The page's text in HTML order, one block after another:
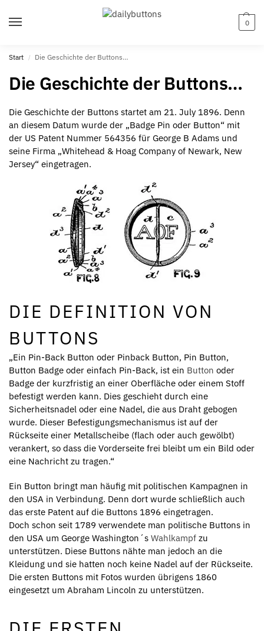
0
Start / Die Geschichte der Buttons…
Die Geschichte der Buttons…
Die Geschichte der Buttons startet am 21. July 1896. Denn
an diesem Datum wurde der „Badge Pin oder Button“ mit
der US Patent Nummer 564356 für George B Adams und
seine Firma „Whitehead & Hoag Company of Newark, New
Jersey“ eingetragen.
DIE DEFINITION VON
BUTTONS
„Ein Pin-Back Button oder Pinback Button, Pin Button,
Button Badge oder einfach Pin-Back, ist ein Button oder
Badge der kurzfristig an einer Oberfläche oder einem Stoff
befestigt werden kann. Dies geschieht durch eine
Sicherheitsnadel oder eine Nadel, die aus Draht gebogen
wurde. Dieser Befestigungsmechanismus ist auf der
Rückseite einer Metallscheibe (flach oder auch gewölbt)
verankert, so dass die Vorderseite frei bleibt um ein Bild oder
eine Nachricht zu tragen.“
Ein Button bringt man häufig mit politischen Kampagnen in
den USA in Verbindung. Denn dort wurde schließlich auch
das erste Patent auf die Buttons 1896 eingetragen.
Doch schon seit 1789 verwendete man politische Buttons in
den USA um George Washington´s Wahlkampf zu
unterstützen. Diese Buttons nähte man jedoch an die
Kleidung und sie hatten noch keine Nadel auf der Rückseite.
Die ersten Buttons mit Fotos wurden übrigens 1860
eingesetzt um Abraham Lincoln zu unterstützen.